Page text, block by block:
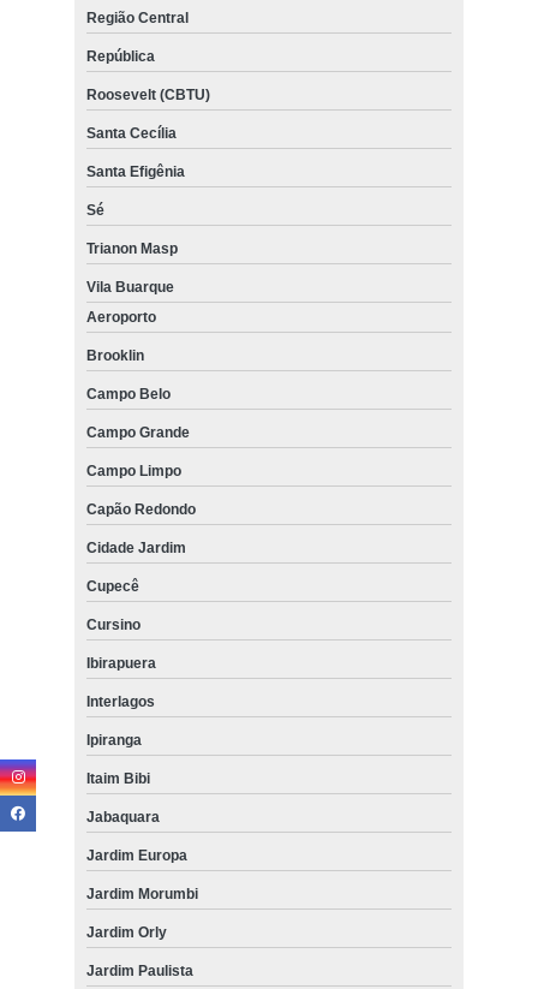
Região Central
República
Roosevelt (CBTU)
Santa Cecília
Santa Efigênia
Sé
Trianon Masp
Vila Buarque
Aeroporto
Brooklin
Campo Belo
Campo Grande
Campo Limpo
Capão Redondo
Cidade Jardim
Cupecê
Cursino
Ibirapuera
Interlagos
Ipiranga
Itaim Bibi
Jabaquara
Jardim Europa
Jardim Morumbi
Jardim Orly
Jardim Paulista